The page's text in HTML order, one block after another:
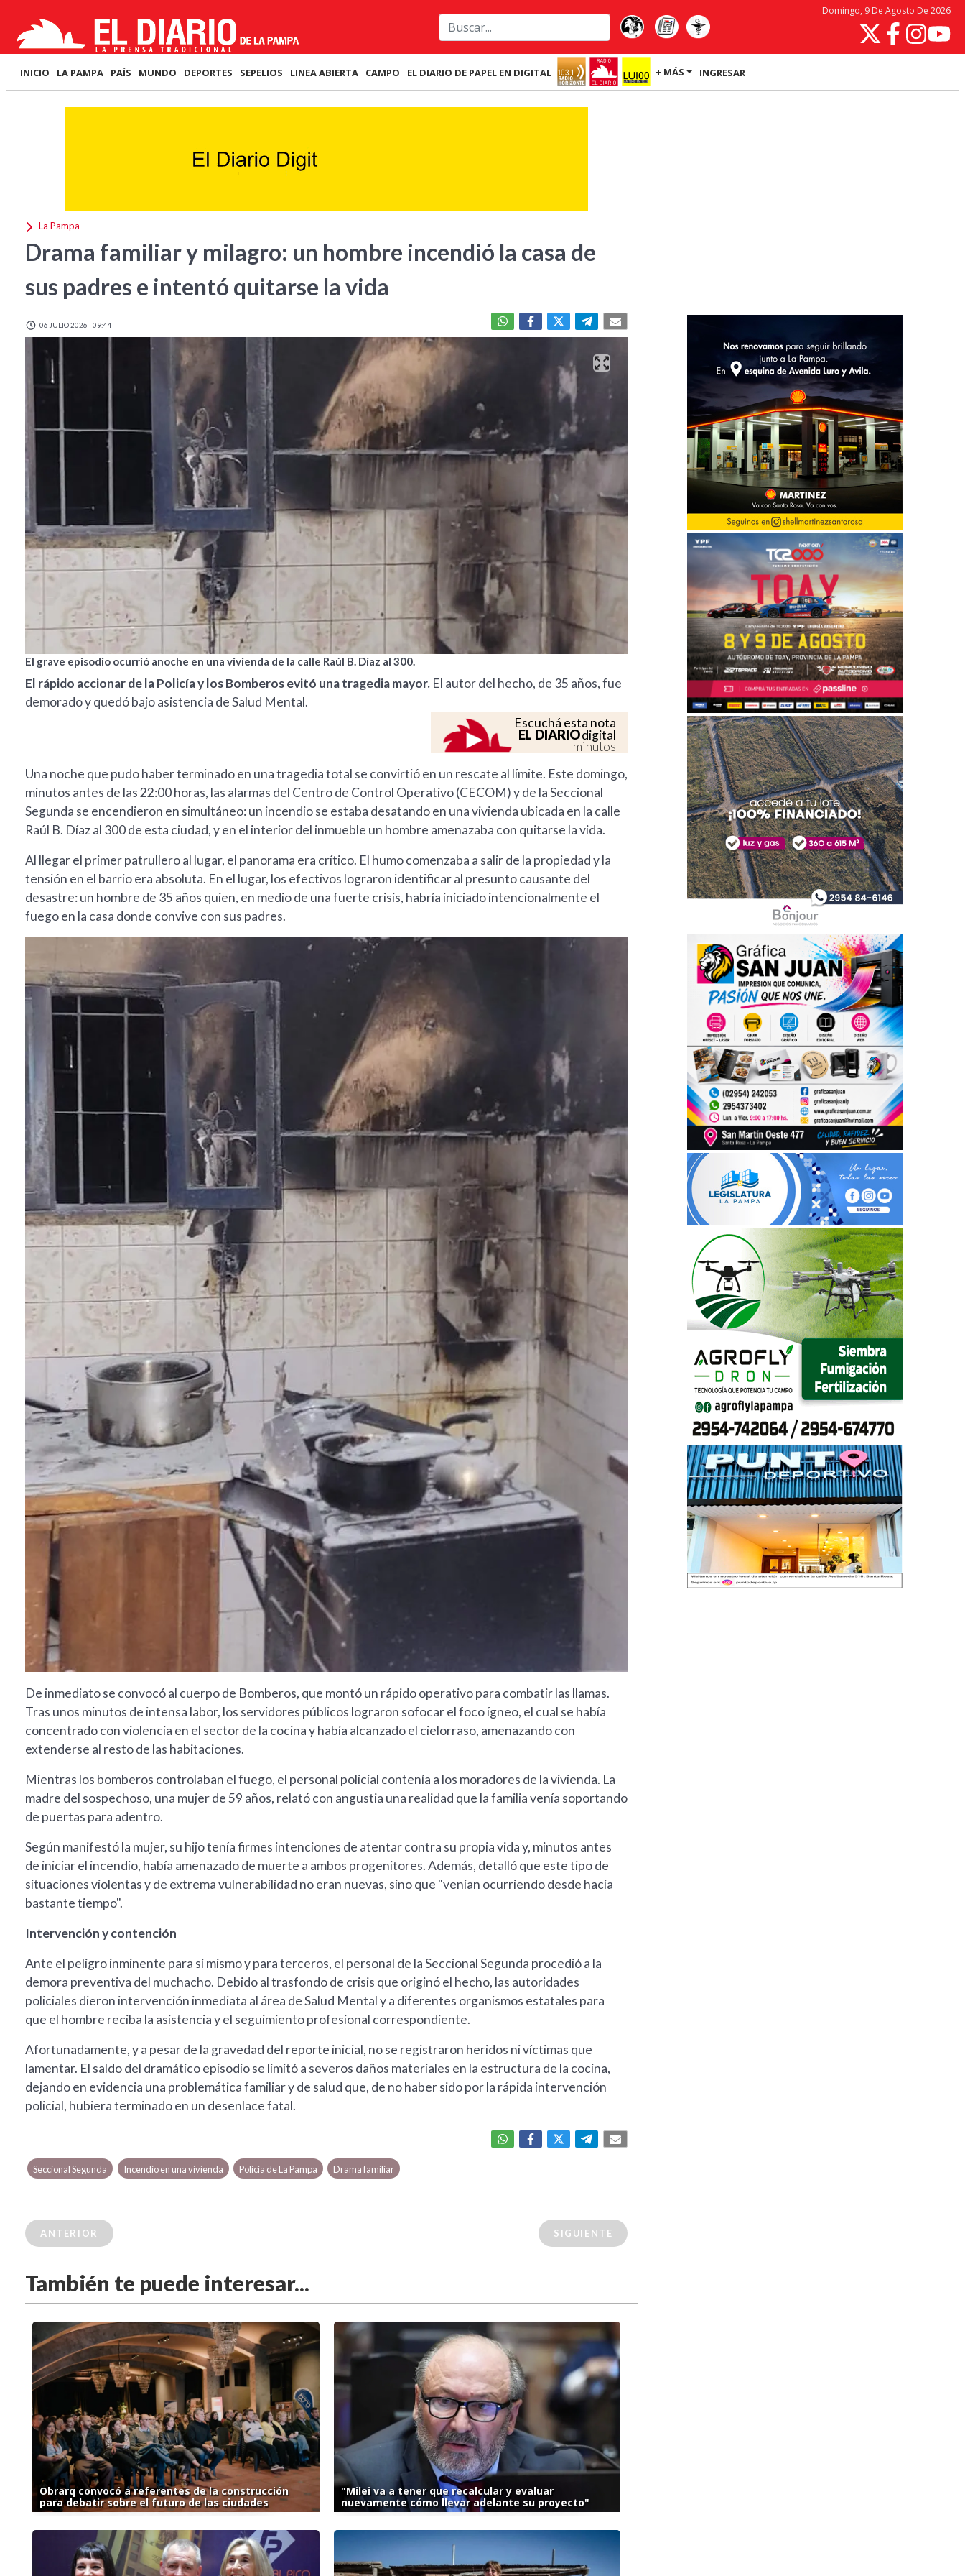
Domingo, 9 De Agosto De 2026
INICIO LA PAMPA PAÍS MUNDO DEPORTES SEPELIOS LINEA ABIERTA CAMPO EL DIARIO DE PAPEL EN DIGITAL + MÁS INGRESAR
La Pampa
Drama familiar y milagro: un hombre incendió la casa de
sus padres e intentó quitarse la vida
06 JULIO 2026 - 09:44
El grave episodio ocurrió anoche en una vivienda de la calle Raúl B. Díaz al 300.
El rápido accionar de la Policía y los Bomberos evitó una tragedia mayor. El autor del hecho, de 35 años, fue
demorado y quedó bajo asistencia de Salud Mental.
Escuchá esta nota
EL DIARIOdigital
minutos
Una noche que pudo haber terminado en una tragedia total se convirtió en un rescate al límite. Este domingo,
minutos antes de las 22:00 horas, las alarmas del Centro de Control Operativo (CECOM) y de la Seccional
Segunda se encendieron en simultáneo: un incendio se estaba desatando en una vivienda ubicada en la calle
Raúl B. Díaz al 300 de esta ciudad, y en el interior del inmueble un hombre amenazaba con quitarse la vida.
Al llegar el primer patrullero al lugar, el panorama era crítico. El humo comenzaba a salir de la propiedad y la
tensión en el barrio era absoluta. En el lugar, los efectivos lograron identificar al presunto causante del
desastre: un hombre de 35 años quien, en medio de una fuerte crisis, habría iniciado intencionalmente el
fuego en la casa donde convive con sus padres.
De inmediato se convocó al cuerpo de Bomberos, que montó un rápido operativo para combatir las llamas.
Tras unos minutos de intensa labor, los servidores públicos lograron sofocar el foco ígneo, el cual se había
concentrado con violencia en el sector de la cocina y había alcanzado el cielorraso, amenazando con
extenderse al resto de las habitaciones.
Mientras los bomberos controlaban el fuego, el personal policial contenía a los moradores de la vivienda. La
madre del sospechoso, una mujer de 59 años, relató con angustia una realidad que la familia venía soportando
de puertas para adentro.
Según manifestó la mujer, su hijo tenía firmes intenciones de atentar contra su propia vida y, minutos antes
de iniciar el incendio, había amenazado de muerte a ambos progenitores. Además, detalló que este tipo de
situaciones violentas y de extrema vulnerabilidad no eran nuevas, sino que "venían ocurriendo desde hacía
bastante tiempo".
Intervención y contención
Ante el peligro inminente para sí mismo y para terceros, el personal de la Seccional Segunda procedió a la
demora preventiva del muchacho. Debido al trasfondo de crisis que originó el hecho, las autoridades
policiales dieron intervención inmediata al área de Salud Mental y a diferentes organismos estatales para
que el hombre reciba la asistencia y el seguimiento profesional correspondiente.
Afortunadamente, y a pesar de la gravedad del reporte inicial, no se registraron heridos ni víctimas que
lamentar. El saldo del dramático episodio se limitó a severos daños materiales en la estructura de la cocina,
dejando en evidencia una problemática familiar y de salud que, de no haber sido por la rápida intervención
policial, hubiera terminado en un desenlace fatal.
Seccional Segunda Incendio en una vivienda Policía de La Pampa Drama familiar
ANTERIOR SIGUIENTE
También te puede interesar...
Obrarq convocó a referentes de la construcción
para debatir sobre el futuro de las ciudades
"Milei va a tener que recalcular y evaluar
nuevamente cómo llevar adelante su proyecto"